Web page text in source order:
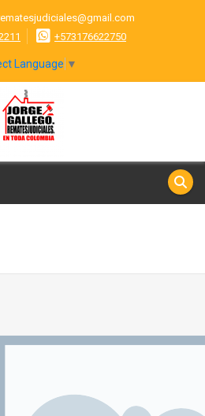
+573176622750
Language ▼